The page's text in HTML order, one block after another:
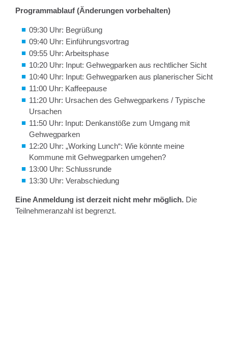
Programmablauf (Änderungen vorbehalten)
09:30 Uhr: Begrüßung
09:40 Uhr: Einführungsvortrag
09:55 Uhr: Arbeitsphase
10:20 Uhr: Input: Gehwegparken aus rechtlicher Sicht
10:40 Uhr: Input: Gehwegparken aus planerischer Sicht
11:00 Uhr: Kaffeepause
11:20 Uhr: Ursachen des Gehwegparkens / Typische
Ursachen
11:50 Uhr: Input: Denkanstöße zum Umgang mit
Gehwegparken
12:20 Uhr: „Working Lunch“: Wie könnte meine
Kommune mit Gehwegparken umgehen?
13:00 Uhr: Schlussrunde
13:30 Uhr: Verabschiedung
Eine Anmeldung ist derzeit nicht mehr möglich. Die
Teilnehmeranzahl ist begrenzt.